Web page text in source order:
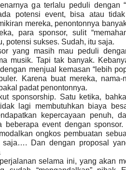
ga terlalu peduli dengan
potensi event, bisa atau
mereka, penontonnya
para sponsor, sulit
potensi sukses. Sudah, itu saja.
yang masih mau peduli
musik. Tapi tak banyak.
menjual kemasan “lebih
Karena buat mereka,
padat penontonnya.
sponsorship. Satu ketika,
lagi membutuhkan biaya
kepercayaan penuh,
beberapa event dengan
ongkos pembuatan
Dan dengan proposal
selama ini, yang akan